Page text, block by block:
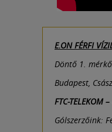
E.ON FÉRFI
Döntő 1.
Budapest,
FTC-TELEKOM
Gólszerzőink: